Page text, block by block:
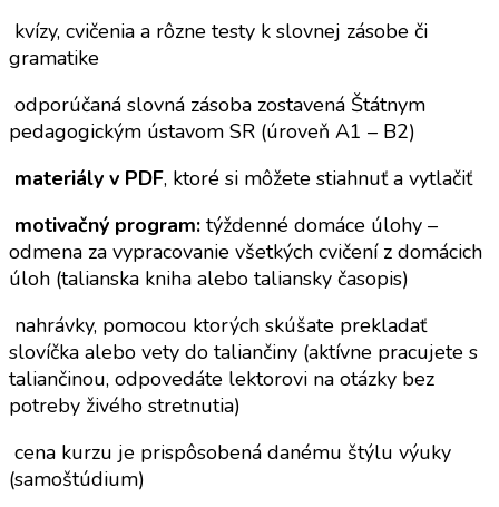
kvízy, cvičenia a rôzne testy k slovnej zásobe či
gramatike
odporúčaná slovná zásoba zostavená Štátnym
pedagogickým ústavom SR (úroveň A1 – B2)
materiály v PDF, ktoré si môžete stiahnuť a vytlačiť
motivačný program: týždenné domáce úlohy –
odmena za vypracovanie všetkých cvičení z domácich
úloh (talianska kniha alebo taliansky časopis)
nahrávky, pomocou ktorých skúšate prekladať
slovíčka alebo vety do taliančiny (aktívne pracujete s
taliančinou, odpovedáte lektorovi na otázky bez
potreby živého stretnutia)
cena kurzu je prispôsobená danému štýlu výuky
(samoštúdium)